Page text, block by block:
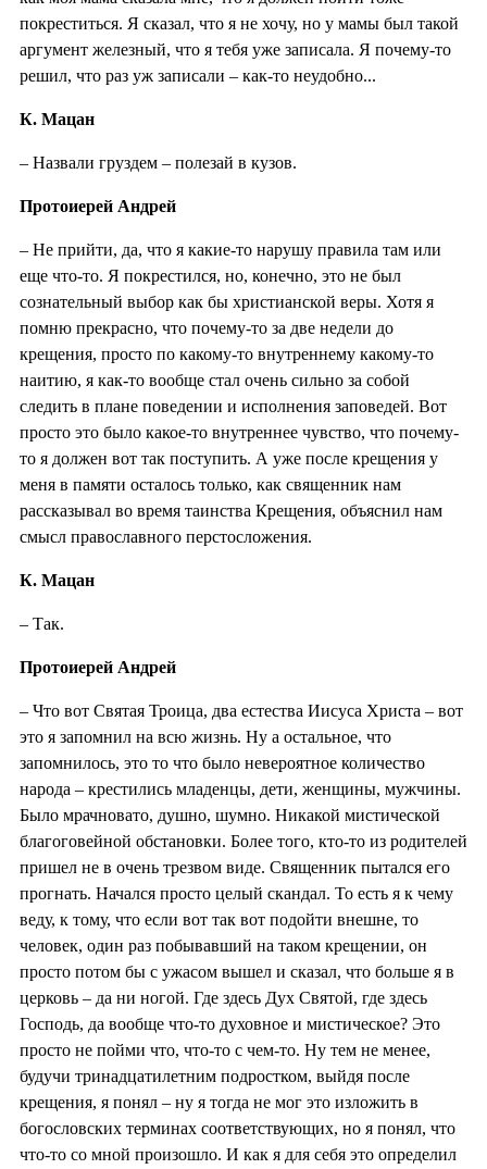
покреститься. Я сказал, что я не хочу, но у мамы был такой
аргумент железный, что я тебя уже записала. Я почему-то
решил, что раз уж записали – как-то неудобно...
К. Мацан
– Назвали груздем – полезай в кузов.
Протоиерей Андрей
– Не прийти, да, что я какие-то нарушу правила там или
еще что-то. Я покрестился, но, конечно, это не был
сознательный выбор как бы христианской веры. Хотя я
помню прекрасно, что почему-то за две недели до
крещения, просто по какому-то внутреннему какому-то
наитию, я как-то вообще стал очень сильно за собой
следить в плане поведении и исполнения заповедей. Вот
просто это было какое-то внутреннее чувство, что почему-
то я должен вот так поступить. А уже после крещения у
меня в памяти осталось только, как священник нам
рассказывал во время таинства Крещения, объяснил нам
смысл православного перстосложения.
К. Мацан
– Так.
Протоиерей Андрей
– Что вот Святая Троица, два естества Иисуса Христа – вот
это я запомнил на всю жизнь. Ну а остальное, что
запомнилось, это то что было невероятное количество
народа – крестились младенцы, дети, женщины, мужчины.
Было мрачновато, душно, шумно. Никакой мистической
благоговейной обстановки. Более того, кто-то из родителей
пришел не в очень трезвом виде. Священник пытался его
прогнать. Начался просто целый скандал. То есть я к чему
веду, к тому, что если вот так вот подойти внешне, то
человек, один раз побывавший на таком крещении, он
просто потом бы с ужасом вышел и сказал, что больше я в
церковь – да ни ногой. Где здесь Дух Святой, где здесь
Господь, да вообще что-то духовное и мистическое? Это
просто не пойми что, что-то с чем-то. Ну тем не менее,
будучи тринадцатилетним подростком, выйдя после
крещения, я понял – ну я тогда не мог это изложить в
богословских терминах соответствующих, но я понял, что
что-то со мной произошло. И как я для себя это определил